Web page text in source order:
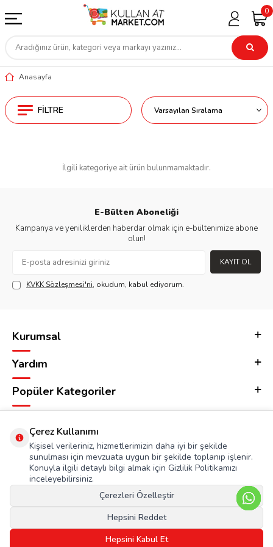
0
Anasayfa
FILTRE
İlgili kategoriye ait ürün bulunmamaktadır.
E-Bülten Aboneliği
Kampanya ve yeniliklerden haberdar olmak için e-bültenimize abone
olun!
KAYIT OL
KVKK Sözleşmesi'ni, okudum, kabul ediyorum.
Kurumsal
Yardım
Popüler Kategoriler
Çerez Kullanımı
Kişisel verileriniz, hizmetlerimizin daha iyi bir şekilde
sunulması için mevzuata uygun bir şekilde toplanıp işlenir.
Konuyla ilgili detaylı bilgi almak için Gizlilik Politikamızı
inceleyebilirsiniz.
Çerezleri Özelleştir
Hepsini Reddet
Hepsini Kabul Et